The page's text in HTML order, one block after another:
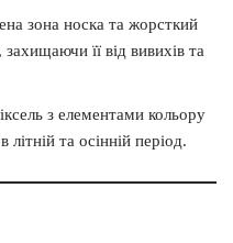
зона носка та жорсткий
її від вивихів та
з елементами кольору
та осінній період.